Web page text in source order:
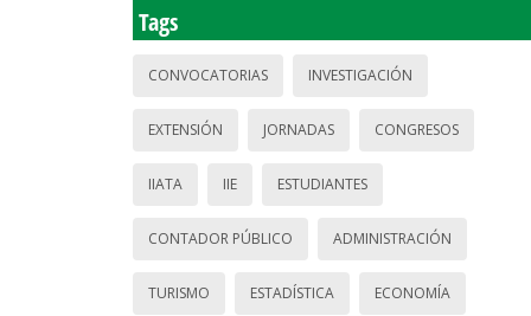
Tags
CONVOCATORIAS INVESTIGACIÓN
EXTENSIÓN JORNADAS CONGRESOS
IIATA IIE ESTUDIANTES
CONTADOR PÚBLICO ADMINISTRACIÓN
TURISMO ESTADÍSTICA ECONOMÍA